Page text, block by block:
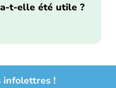
t-elle été utile ?
infolettres !